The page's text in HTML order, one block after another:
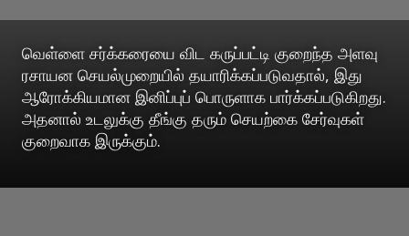
வெள்ளை சர்க்கரையை விட கருப்பட்டி குறைந்த அளவு
ரசாயன செயல்முறையில் தயாரிக்கப்படுவதால், இது
ஆரோக்கியமான இனிப்புப் பொருளாக பார்க்கப்படுகிறது.
அதனால் உடலுக்கு தீங்கு தரும் செயற்கை சேர்வுகள்
குறைவாக இருக்கும்.